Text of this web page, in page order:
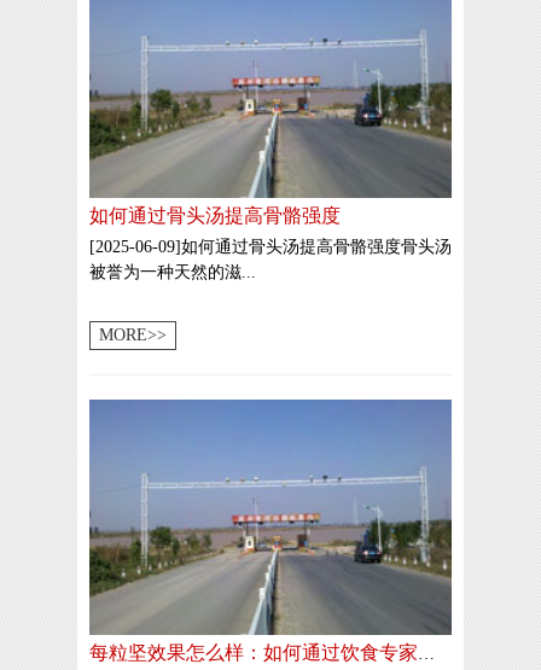
如何通过骨头汤提高骨骼强度
[2025-06-09]如何通过骨头汤提高骨骼强度骨头汤
被誉为一种天然的滋...
MORE>>